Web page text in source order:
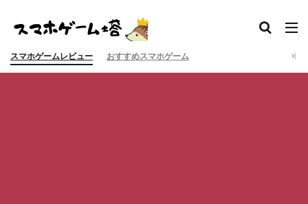
スマホゲームレビュー おすすめスマホゲーム